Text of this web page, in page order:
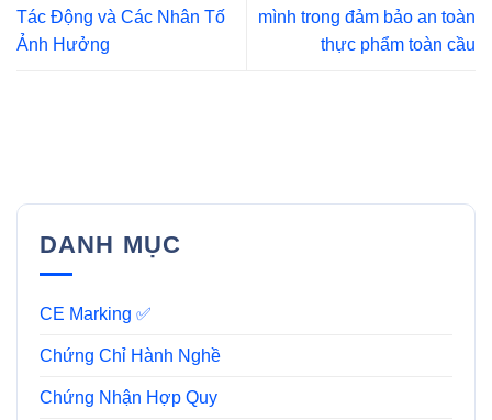
Tác Động và Các Nhân Tố
Ảnh Hưởng
mình trong đảm bảo an toàn
thực phẩm toàn cầu
DANH MỤC
CE Marking ✅
Chứng Chỉ Hành Nghề
Chứng Nhận Hợp Quy